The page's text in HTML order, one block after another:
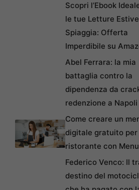
Scopri l’Ebook
le tue Letture
Spiaggia: Offerta
Imperdibile su
Abel Ferrara: la mia
battaglia contro la
dipendenza da
redenzione a Napoli
Come creare un
digitale gratuito per
ristorante con
Federico Venco: Il
destino del